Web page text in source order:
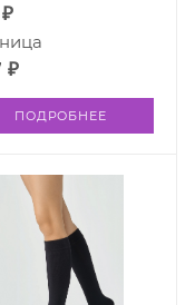
₽
ПОДРОБНЕЕ